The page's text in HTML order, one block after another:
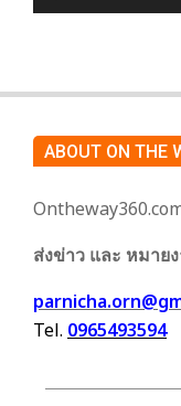
ABOUT ON THE
ส่งข่าว และ หมาย
Tel. 0965493594